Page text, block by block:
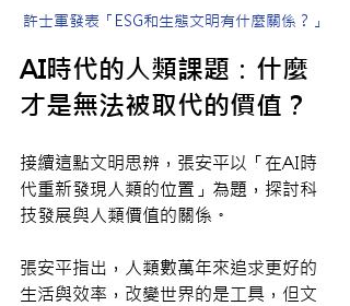
許士軍發表 「ESG和生態文明有什麼關係？」
AI時代的人類課題：什麼
才是無法被取代的價值？
接續這點文明思辨，張安平以「在AI時
代重新發現人類的位置」為題，探討科
技發展與人類價值的關係。
張安平指出，人類數萬年來追求更好的
生活與效率，改變世界的是工具，但文